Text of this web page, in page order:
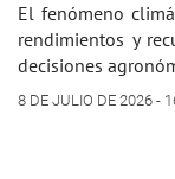
El fenómeno
rendimientos y
decisiones
8 DE JULIO DE 2026 -